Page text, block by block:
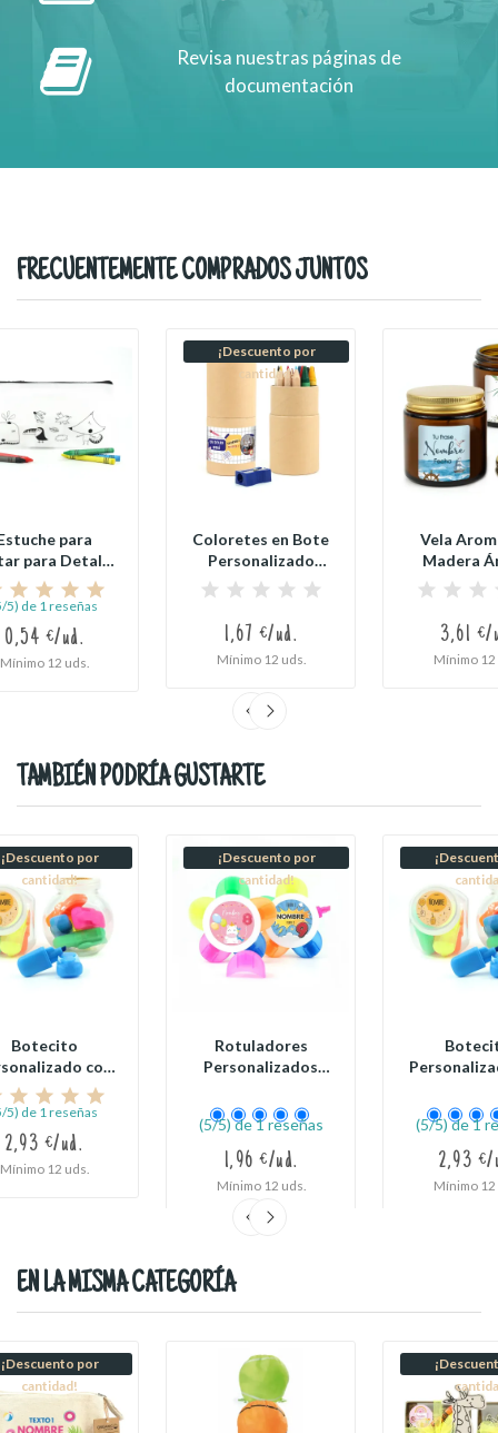
Revisa nuestras páginas de
documentación
FRECUENTEMENTE COMPRADOS JUNTOS
para
para Detalle
Cumpleaños
5) de 1 reseñas
0,54 €/ud.
Mínimo 12 uds.
¡Descuento por
cantidad!
Coloretes en Bote
Personalizado
Kraft para...
1,67 €/ud.
Mínimo 12 uds.
Vela
Madera
para...
3,61 €/
Mínimo 12
TAMBIÉN PODRÍA GUSTARTE
¡Descuento por
cantidad!
Botecito
con
para...
5) de 1 reseñas
2,93 €/ud.
Mínimo 12 uds.
¡Descuento por
cantidad!
Rotuladores
Personalizados
(5/5) de 1 reseñas
1,96 €/ud.
Mínimo 12 uds.
(5/5) de 1
2,93 €/
Mínimo 12
EN LA MISMA CATEGORÍA
¡Descuento por
cantidad!